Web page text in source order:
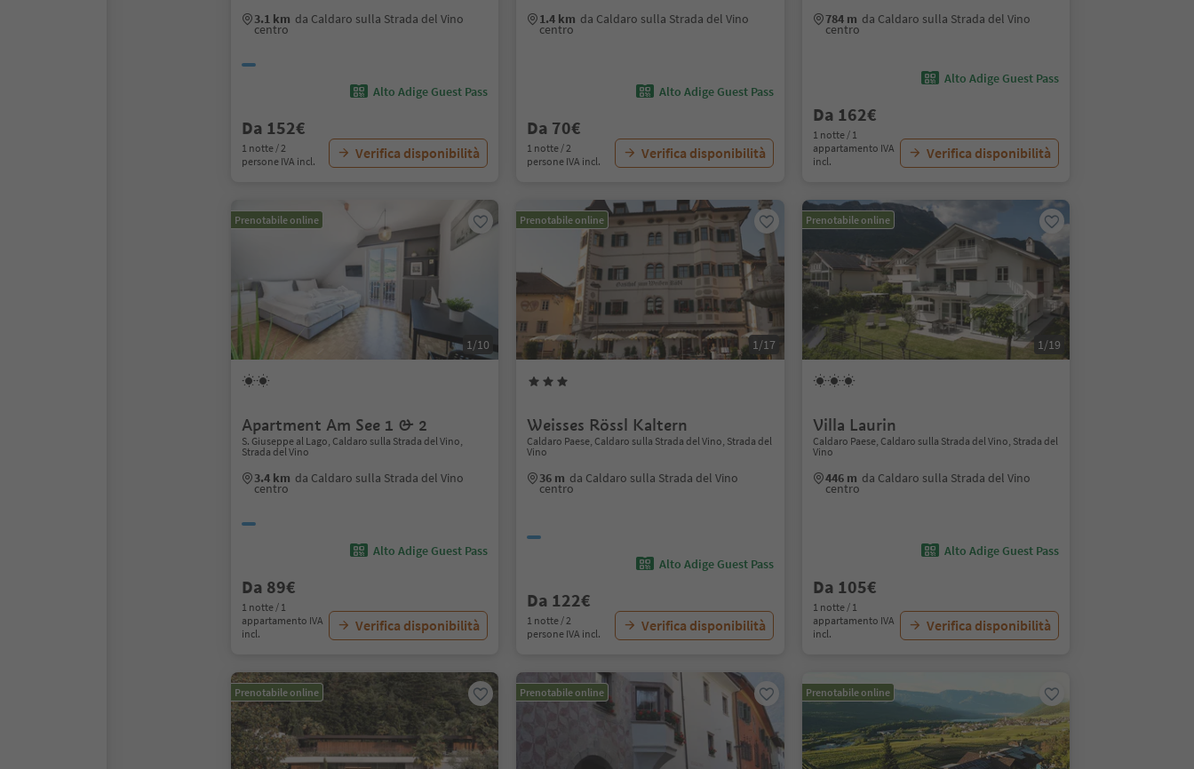
3.1 km da Caldaro sulla Strada del Vino
centro
Alto Adige Guest Pass
Da 152€
1 notte / 2
persone IVA incl.
Verifica disponibilità
1.4 km da Caldaro sulla Strada del Vino
centro
Alto Adige Guest Pass
Da 70€
1 notte / 2
persone IVA incl.
Verifica disponibilità
784 m da Caldaro sulla Strada del Vino
centro
Alto Adige Guest Pass
Da 162€
1 notte / 1
appartamento IVA
incl.
Verifica disponibilità
Prenotabile online
1/10
Apartment Am See 1 & 2
S. Giuseppe al Lago, Caldaro sulla Strada del Vino,
Strada del Vino
3.4 km da Caldaro sulla Strada del Vino
centro
Alto Adige Guest Pass
Da 89€
1 notte / 1
appartamento IVA
incl.
Verifica disponibilità
Prenotabile online
1/17
Weisses Rössl Kaltern
Caldaro Paese, Caldaro sulla Strada del Vino, Strada del
Vino
36 m da Caldaro sulla Strada del Vino
centro
Alto Adige Guest Pass
Da 122€
1 notte / 2
persone IVA incl.
Verifica disponibilità
Prenotabile online
1/19
Villa Laurin
Caldaro Paese, Caldaro sulla Strada del Vino, Strada del
Vino
446 m da Caldaro sulla Strada del Vino
centro
Alto Adige Guest Pass
Da 105€
1 notte / 1
appartamento IVA
incl.
Verifica disponibilità
Prenotabile online Prenotabile online Prenotabile online